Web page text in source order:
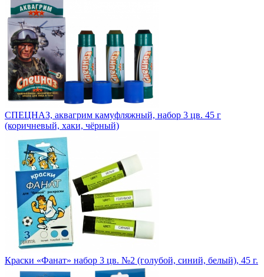
СПЕЦНАЗ, аквагрим камуфляжный, набор 3 цв. 45 г
(коричневый, хаки, чёрный)
Краски «Фанат» набор 3 цв. №2 (голубой, синий, белый), 45 г.